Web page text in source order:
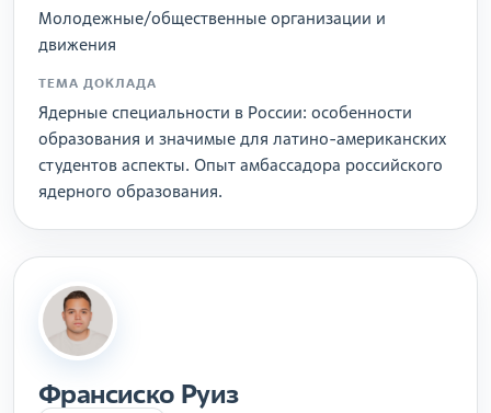
Молодежные/общественные организации и
движения
ТЕМА ДОКЛАДА
Ядерные специальности в России: особенности
образования и значимые для латино-американских
студентов аспекты. Опыт амбассадора российского
ядерного образования.
Франсиско Руиз